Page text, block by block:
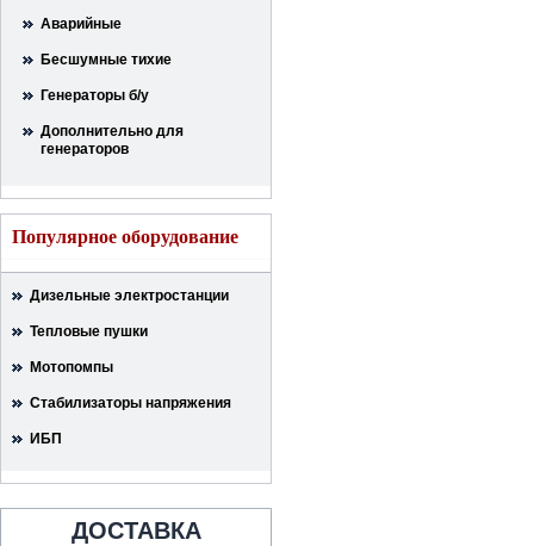
Аварийные
Бесшумные тихие
Генераторы б/у
Дополнительно для
генераторов
Популярное оборудование
Дизельные электростанции
Тепловые пушки
Мотопомпы
Стабилизаторы напряжения
ИБП
ДОСТАВКА